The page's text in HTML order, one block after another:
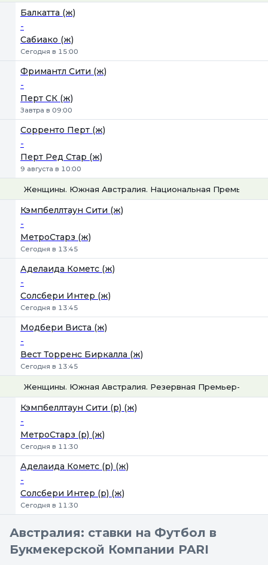
Балкатта (ж)
-
Сабиако (ж)
Сегодня в 15:00
Фримантл Сити (ж)
-
Перт СК (ж)
Завтра в 09:00
Сорренто Перт (ж)
-
Перт Ред Стар (ж)
9 августа в 10:00
Женщины. Южная Австралия. Национальная Премьер-
Кэмпбеллтаун Сити (ж)
-
МетроСтарз (ж)
Сегодня в 13:45
Аделаида Кометс (ж)
-
Солсбери Интер (ж)
Сегодня в 13:45
Модбери Виста (ж)
-
Вест Торренс Биркалла (ж)
Сегодня в 13:45
Женщины. Южная Австралия. Резервная Премьер-лига
Кэмпбеллтаун Сити (р) (ж)
-
МетроСтарз (р) (ж)
Сегодня в 11:30
Аделаида Кометс (р) (ж)
-
Солсбери Интер (р) (ж)
Сегодня в 11:30
Австралия: ставки на Футбол в
Букмекерской Компании PARI